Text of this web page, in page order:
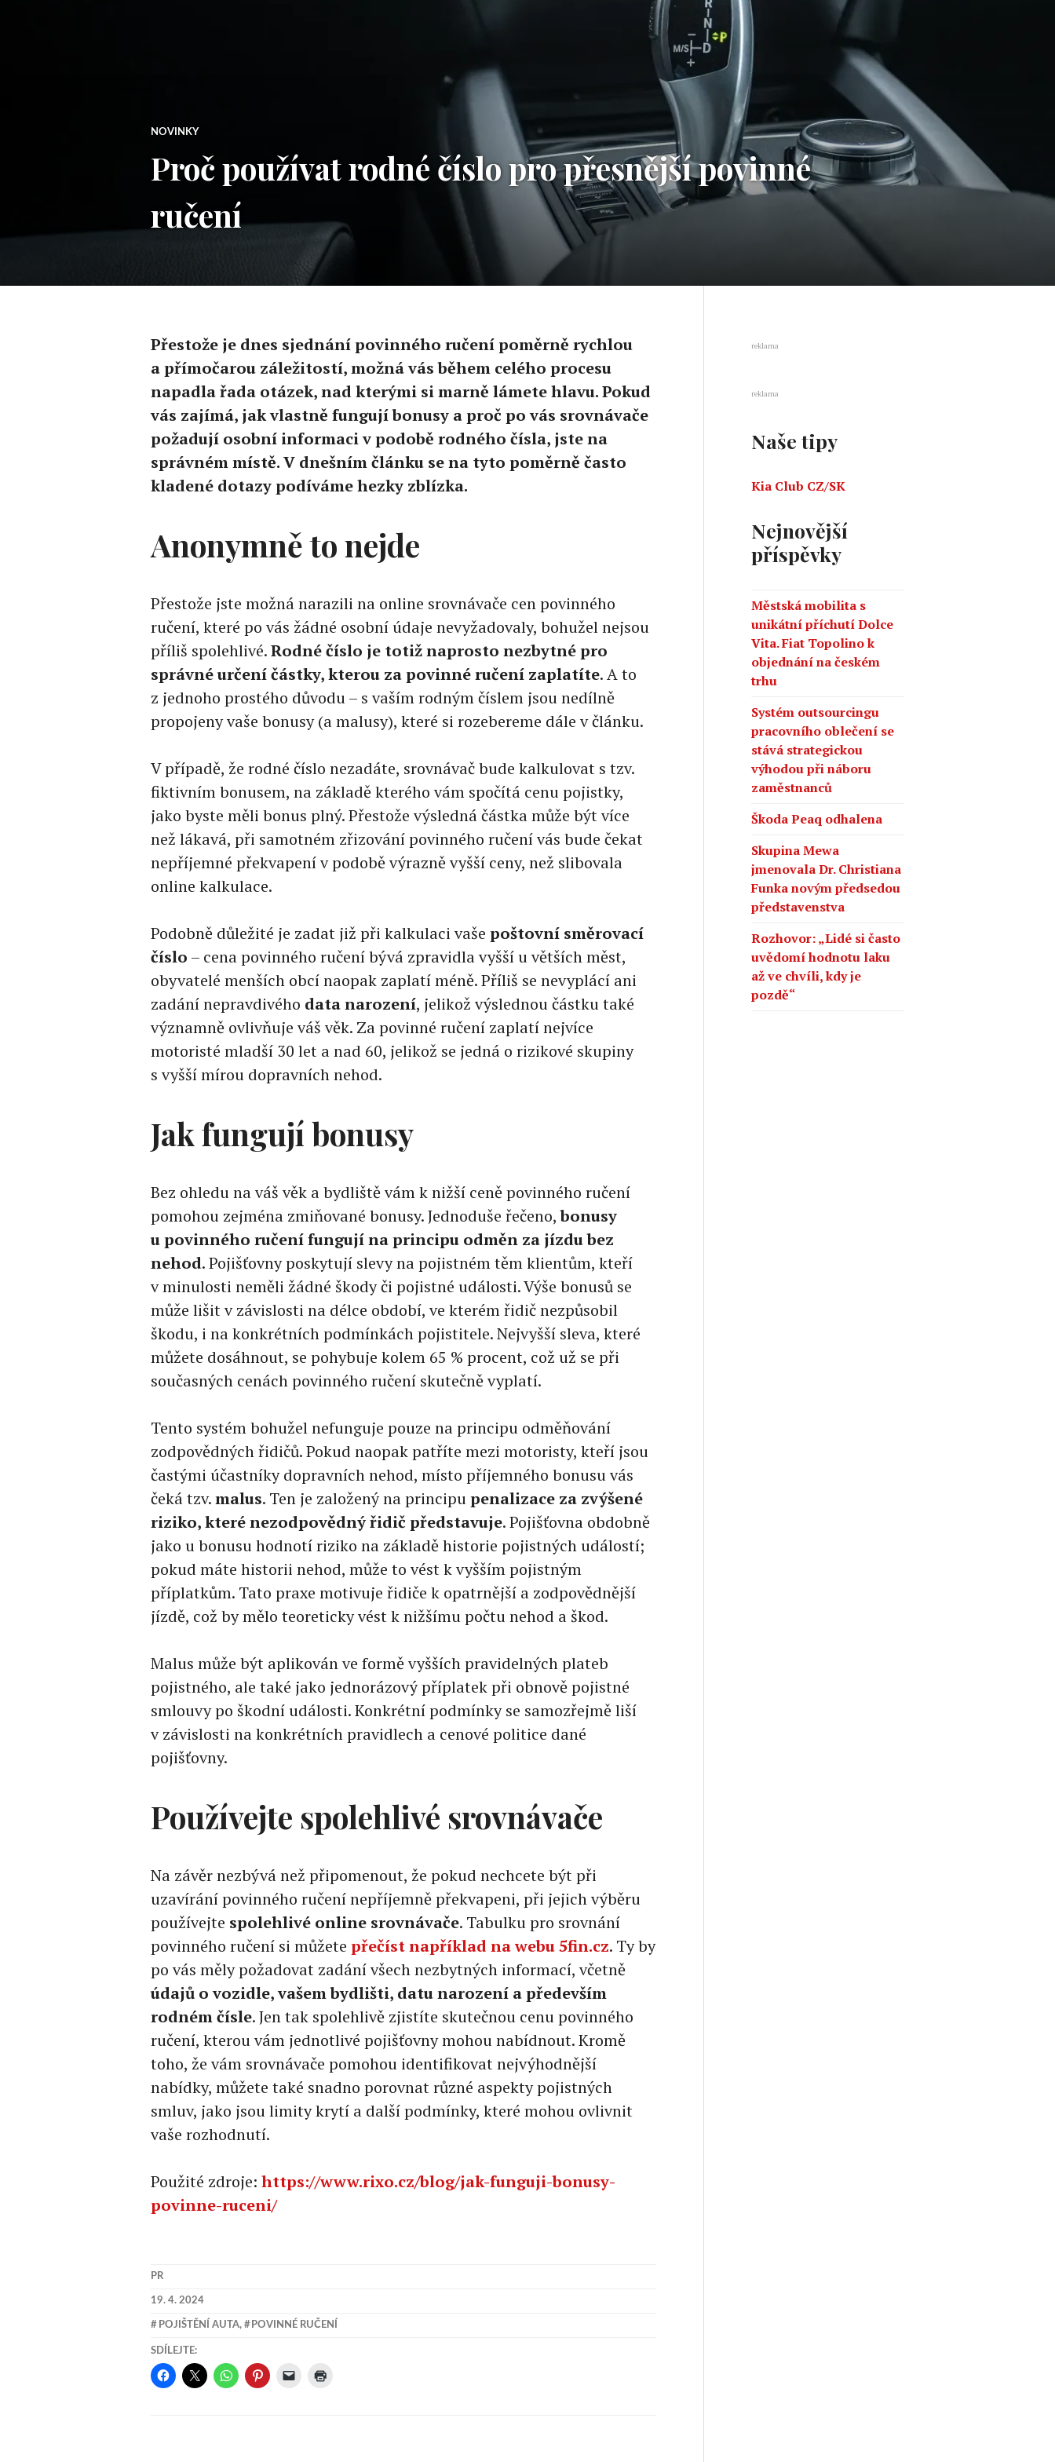
NOVINKY
Proč používat rodné číslo pro přesnější povinné
ručení
Přestože je dnes sjednání povinného ručení poměrně rychlou
a přímočarou záležitostí, možná vás během celého procesu
napadla řada otázek, nad kterými si marně lámete hlavu. Pokud
vás zajímá, jak vlastně fungují bonusy a proč po vás srovnávače
požadují osobní informaci v podobě rodného čísla, jste na
správném místě. V dnešním článku se na tyto poměrně často
kladené dotazy podíváme hezky zblízka.
Anonymně to nejde
Přestože jste možná narazili na online srovnávače cen povinného
ručení, které po vás žádné osobní údaje nevyžadovaly, bohužel nejsou
příliš spolehlivé.Rodné číslo je totiž naprosto nezbytné pro
správné určení částky, kterou za povinné ručení zaplatíte. A to
z jednoho prostého důvodu – s vaším rodným číslem jsou nedílně
propojeny vaše bonusy (a malusy), které si rozebereme dále v článku.
V případě, že rodné číslo nezadáte, srovnávač bude kalkulovat s tzv.
fiktivním bonusem, na základě kterého vám spočítá cenu pojistky,
jako byste měli bonus plný. Přestože výsledná částka může být více
než lákavá, při samotném zřizování povinného ručení vás bude čekat
nepříjemné překvapení v podobě výrazně vyšší ceny, než slibovala
online kalkulace.
Podobně důležité je zadat již při kalkulaci vaše poštovní směrovací
číslo – cena povinného ručení bývá zpravidla vyšší u větších měst,
obyvatelé menších obcí naopak zaplatí méně. Příliš se nevyplácí ani
zadání nepravdivého data narození, jelikož výslednou částku také
významně ovlivňuje váš věk. Za povinné ručení zaplatí nejvíce
motoristé mladší 30 let a nad 60, jelikož se jedná o rizikové skupiny
s vyšší mírou dopravních nehod.
Jak fungují bonusy
Bez ohledu na váš věk a bydliště vám k nižší ceně povinného ručení
pomohou zejména zmiňované bonusy. Jednoduše řečeno,bonusy
u povinného ručení fungují na principu odměn za jízdu bez
nehod. Pojišťovny poskytují slevy na pojistném těm klientům, kteří
v minulosti neměli žádné škody či pojistné události. Výše bonusů se
může lišit v závislosti na délce období, ve kterém řidič nezpůsobil
škodu, i na konkrétních podmínkách pojistitele. Nejvyšší sleva, které
můžete dosáhnout, se pohybuje kolem 65 % procent, což už se při
současných cenách povinného ručení skutečně vyplatí.
Tento systém bohužel nefunguje pouze na principu odměňování
zodpovědných řidičů. Pokud naopak patříte mezi motoristy, kteří jsou
častými účastníky dopravních nehod, místo příjemného bonusu vás
čeká tzv.malus. Ten je založený na principupenalizace za zvýšené
riziko, které nezodpovědný řidič představuje. Pojišťovna obdobně
jako u bonusu hodnotí riziko na základě historie pojistných událostí;
pokud máte historii nehod, může to vést k vyšším pojistným
příplatkům. Tato praxe motivuje řidiče k opatrnější a zodpovědnější
jízdě, což by mělo teoreticky vést k nižšímu počtu nehod a škod.
Malus může být aplikován ve formě vyšších pravidelných plateb
pojistného, ale také jako jednorázový příplatek při obnově pojistné
smlouvy po škodní události. Konkrétní podmínky se samozřejmě liší
v závislosti na konkrétních pravidlech a cenové politice dané
pojišťovny.
Používejte spolehlivé srovnávače
Na závěr nezbývá než připomenout, že pokud nechcete být při
uzavírání povinného ručení nepříjemně překvapeni, při jejich výběru
používejte spolehlivé online srovnávače. Tabulku pro srovnání
povinného ručení si můžete přečíst například na webu 5fin.cz. Ty by
po vás měly požadovat zadání všech nezbytných informací, včetně
údajů o vozidle, vašem bydlišti, datu narození a především
rodném čísle. Jen tak spolehlivě zjistíte skutečnou cenu povinného
ručení, kterou vám jednotlivé pojišťovny mohou nabídnout. Kromě
toho, že vám srovnávače pomohou identifikovat nejvýhodnější
nabídky, můžete také snadno porovnat různé aspekty pojistných
smluv, jako jsou limity krytí a další podmínky, které mohou ovlivnit
vaše rozhodnutí.
Použité zdroje: https://www.rixo.cz/blog/jak-funguji-bonusy-
povinne-ruceni/
PR
19. 4. 2024
POJIŠTĚNÍ AUTA, POVINNÉ RUČENÍ
SDÍLEJTE:
reklama
reklama
Naše tipy
Kia Club CZ/SK
Nejnovější
příspěvky
Městská mobilita s
unikátní příchutí Dolce
Vita. Fiat Topolino k
objednání na českém
trhu
Systém outsourcingu
pracovního oblečení se
stává strategickou
výhodou při náboru
zaměstnanců
Škoda Peaq odhalena
Skupina Mewa
jmenovala Dr. Christiana
Funka novým předsedou
představenstva
Rozhovor: „Lidé si často
uvědomí hodnotu laku
až ve chvíli, kdy je
pozdě“